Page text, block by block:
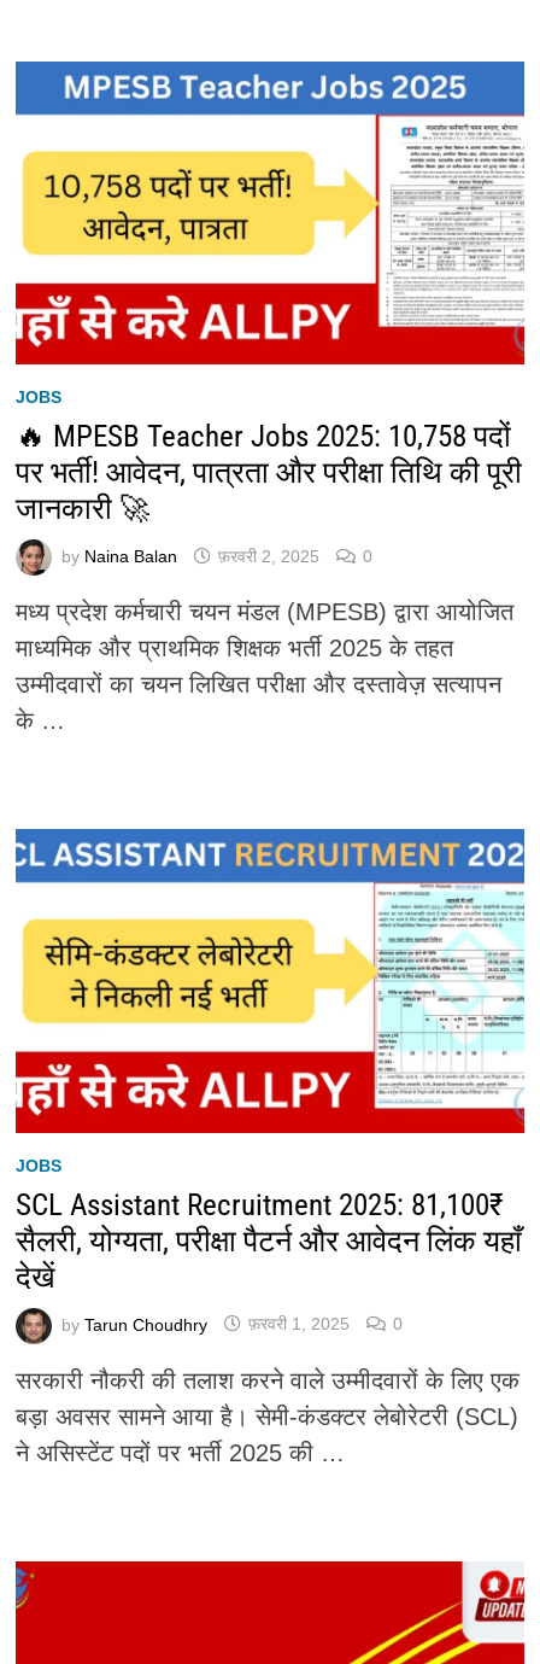
JOBS
🔥 MPESB Teacher Jobs 2025: 10,758 पदों
पर भर्ती! आवेदन, पात्रता और परीक्षा तिथि की पूरी
जानकारी 🚀
by Naina Balan फ़रवरी 2, 2025 0
मध्य प्रदेश कर्मचारी चयन मंडल (MPESB) द्वारा आयोजित
माध्यमिक और प्राथमिक शिक्षक भर्ती 2025 के तहत
उम्मीदवारों का चयन लिखित परीक्षा और दस्तावेज़ सत्यापन
के …
JOBS
SCL Assistant Recruitment 2025: 81,100₹
सैलरी, योग्यता, परीक्षा पैटर्न और आवेदन लिंक यहाँ
देखें
by Tarun Choudhry फ़रवरी 1, 2025 0
सरकारी नौकरी की तलाश करने वाले उम्मीदवारों के लिए एक
बड़ा अवसर सामने आया है। सेमी-कंडक्टर लेबोरेटरी (SCL)
ने असिस्टेंट पदों पर भर्ती 2025 की …